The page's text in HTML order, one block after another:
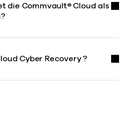
die Commvault® Cloud als
Cyber Recovery ?